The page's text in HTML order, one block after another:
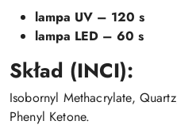
lampa UV – 120 s
lampa LED – 60 s
Skład (INCI):
Isobornyl Methacrylate,
Phenyl Ketone.